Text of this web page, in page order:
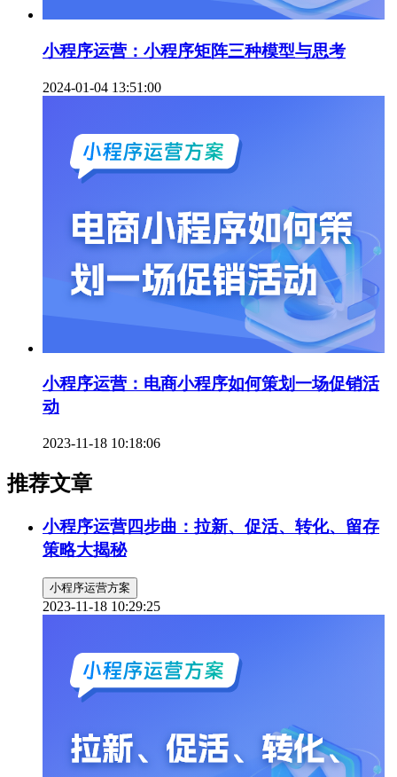
小程序运营：小程序矩阵三种模型与思考
2024-01-04 13:51:00
小程序运营：电商小程序如何策划一场促销活
动
2023-11-18 10:18:06
推荐文章
小程序运营四步曲：拉新、促活、转化、留存
策略大揭秘
小程序运营方案
2023-11-18 10:29:25